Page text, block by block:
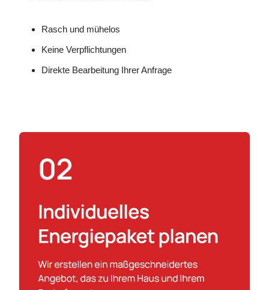
Rasch und mühelos
Keine Verpflichtungen
Direkte Bearbeitung Ihrer Anfrage